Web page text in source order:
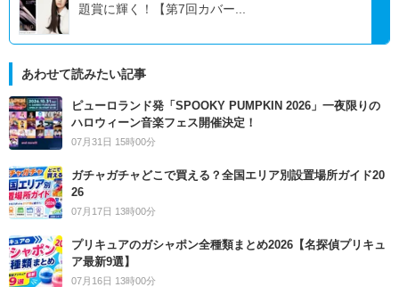
題賞に輝く！【第7回カバー...
あわせて読みたい記事
ピューロランド発「SPOOKY PUMPKIN 2026」一夜限りの
ハロウィーン音楽フェス開催決定！
07月31日 15時00分
ガチャガチャどこで買える？全国エリア別設置場所ガイド20
26
07月17日 13時00分
プリキュアのガシャポン全種類まとめ2026【名探偵プリキュ
ア最新9選】
07月16日 13時00分